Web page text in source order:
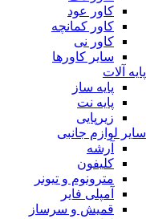
کاور عود
کاور کمانچه
کاور نی
سایر کاورها
پایه آلات
پایه ساز
پایه نت
زیرپایی
سایر لوازم جانبی
آرشه
کلیفون
مترونوم و تیونر
آمپلی فایر
قمیش و سرساز